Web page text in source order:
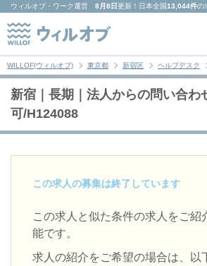
ウィルオブ・ワーク運営 8月8日更新！日本全国13,044件の
WILLOF(ウィルオブ) 東京都 新宿区 ヘルプデスク
新宿｜長期｜法人からの問い合わ
可/H124088
この求人の募集は終了しています
この求人と似た条件の求人をご紹
能です。
求人の紹介をご希望の場合は、以